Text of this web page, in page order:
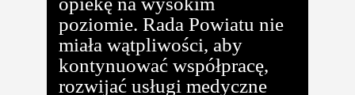
poziomie. Rada Powiatu nie
miała wątpliwości, aby
kontynuować współpracę,
rozwijać usługi medyczne